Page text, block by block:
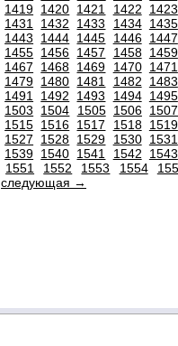
1419 1420 1421 1422
1423
1431
1432 1433 1434 1435
1443
1444 1445 1446 1447
1455 1456 1457 1458 1459
1467
1468 1469 1470 1471
1479 1480 1481 1482
1483
1491
1492 1493 1494 1495
1503
1504 1505 1506 1507
1515 1516 1517 1518 1519
1527
1528 1529 1530 1531
1539 1540 1541 1542
1543
1551
1552 1553 1554
следующая →